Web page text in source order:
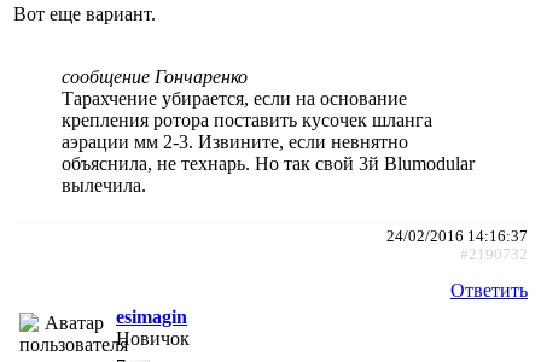
Вот еще вариант.
сообщение Гончаренко
Тарахчение убирается, если на основание
крепления ротора поставить кусочек шланга
аэрации мм 2-3. Извините, если невнятно
объяснила, не технарь. Но так свой 3й Blumodular
вылечила.
24/02/2016 14:16:37
#2190732
Ответить
esimagin
Новичок